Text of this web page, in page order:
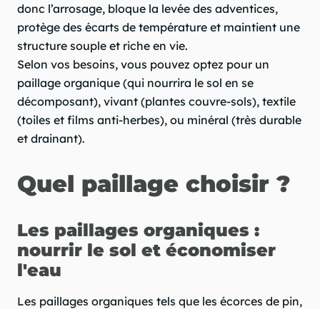
donc l’arrosage, bloque la levée des adventices,
protège des écarts de température et maintient une
structure souple et riche en vie.
Selon vos besoins, vous pouvez optez pour un
paillage organique (qui nourrira le sol en se
décomposant), vivant (plantes couvre-sols), textile
(toiles et films anti-herbes), ou minéral (très durable
et drainant).
Quel paillage choisir ?
Les paillages organiques :
nourrir le sol et économiser
l'eau
Les paillages organiques tels que les écorces de pin,